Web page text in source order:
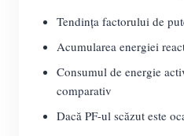
Tendința factorului de
Acumularea energiei
Consumul de energie
comparativ
Dacă PF-ul scăzut este